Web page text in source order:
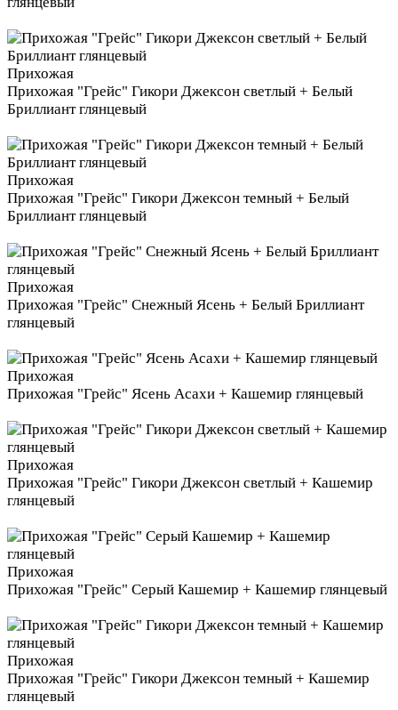
Прихожая
Прихожая "Грейс" Гикори Джексон светлый + Белый
Бриллиант глянцевый
Прихожая
Прихожая "Грейс" Гикори Джексон темный + Белый
Бриллиант глянцевый
Прихожая
Прихожая "Грейс" Снежный Ясень + Белый Бриллиант
глянцевый
Прихожая
Прихожая "Грейс" Ясень Асахи + Кашемир глянцевый
Прихожая
Прихожая "Грейс" Гикори Джексон светлый + Кашемир
глянцевый
Прихожая
Прихожая "Грейс" Серый Кашемир + Кашемир глянцевый
Прихожая
Прихожая "Грейс" Гикори Джексон темный + Кашемир
глянцевый